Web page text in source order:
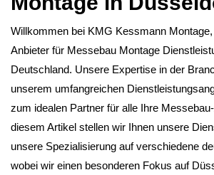
Willkommen bei KMG Kessmann
Anbieter für Messebau Montage
Deutschland. Unsere Expertise in der
unserem umfangreichen
zum idealen Partner für alle Ihre
diesem Artikel stellen wir Ihnen unsere
unsere Spezialisierung auf verschiedene
wobei wir einen besonderen Fokus auf